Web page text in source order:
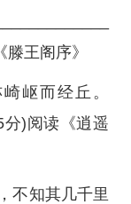
王阁序》
岖而经丘。
分)阅读《逍遥
不知其几千里